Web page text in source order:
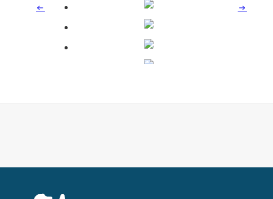
糞便検査
超音波検査